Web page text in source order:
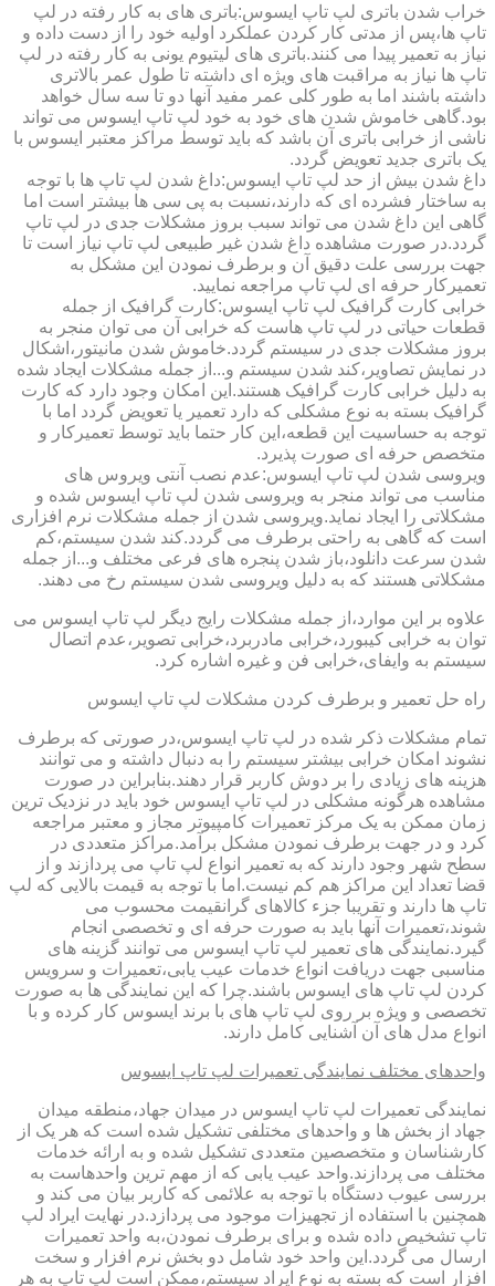
خراب شدن باتری لپ تاپ ایسوس:باتری های به کار رفته در لپ
تاپ ها،پس از مدتی کار کردن عملکرد اولیه خود را از دست داده و
نیاز به تعمیر پیدا می کنند.باتری های لیتیوم یونی به کار رفته در لپ
تاپ ها نیاز به مراقبت های ویژه ای داشته تا طول عمر بالاتری
داشته باشند اما به طور کلی عمر مفید آنها دو تا سه سال خواهد
بود.گاهی خاموش شدن های خود به خود لپ تاپ ایسوس می تواند
ناشی از خرابی باتری آن باشد که باید توسط مراکز معتبر ایسوس با
یک باتری جدید تعویض گردد.
داغ شدن بیش از حد لپ تاپ ایسوس:داغ شدن لپ تاپ ها با توجه
به ساختار فشرده ای که دارند،نسبت به پی سی ها بیشتر است اما
گاهی این داغ شدن می تواند سبب بروز مشکلات جدی در لپ تاپ
گردد.در صورت مشاهده داغ شدن غیر طبیعی لپ تاپ نیاز است تا
جهت بررسی علت دقیق آن و برطرف نمودن این مشکل به
تعمیرکار حرفه ای لپ تاپ مراجعه نمایید.
خرابی کارت گرافیک لپ تاپ ایسوس:کارت گرافیک از جمله
قطعات حیاتی در لپ تاپ هاست که خرابی آن می توان منجر به
بروز مشکلات جدی در سیستم گردد.خاموش شدن مانیتور،اشکال
در نمایش تصاویر،کند شدن سیستم و...از جمله مشکلات ایجاد شده
به دلیل خرابی کارت گرافیک هستند.این امکان وجود دارد که کارت
گرافیک بسته به نوع مشکلی که دارد تعمیر یا تعویض گردد اما با
توجه به حساسیت این قطعه،این کار حتما باید توسط تعمیرکار و
متخصص حرفه ای صورت پذیرد.
ویروسی شدن لپ تاپ ایسوس:عدم نصب آنتی ویروس های
مناسب می تواند منجر به ویروسی شدن لپ تاپ ایسوس شده و
مشکلاتی را ایجاد نماید.ویروسی شدن از جمله مشکلات نرم افزاری
است که گاهی به راحتی برطرف می گردد.کند شدن سیستم،کم
شدن سرعت دانلود،باز شدن پنجره های فرعی مختلف و...از جمله
مشکلاتی هستند که به دلیل ویروسی شدن سیستم رخ می دهند.
علاوه بر این موارد،از جمله مشکلات رایج دیگر لپ تاپ ایسوس می
توان به خرابی کیبورد،خرابی مادربرد،خرابی تصویر،عدم اتصال
سیستم به وایفای،خرابی فن و غیره اشاره کرد.
راه حل تعمیر و برطرف کردن مشکلات لپ تاپ ایسوس
تمام مشکلات ذکر شده در لپ تاپ ایسوس،در صورتی که برطرف
نشوند امکان خرابی بیشتر سیستم را به دنبال داشته و می توانند
هزینه های زیادی را بر دوش کاربر قرار دهند.بنابراین در صورت
مشاهده هرگونه مشکلی در لپ تاپ ایسوس خود باید در نزدیک ترین
زمان ممکن به یک مرکز تعمیرات کامپیوتر مجاز و معتبر مراجعه
کرد و در جهت برطرف نمودن مشکل برآمد.مراکز متعددی در
سطح شهر وجود دارند که به تعمیر انواع لپ تاپ می پردازند و از
قضا تعداد این مراکز هم کم نیست.اما با توجه به قیمت بالایی که لپ
تاپ ها دارند و تقریبا جزء کالاهای گرانقیمت محسوب می
شوند،تعمیرات آنها باید به صورت حرفه ای و تخصصی انجام
گیرد.نمایندگی های تعمیر لپ تاپ ایسوس می توانند گزینه های
مناسبی جهت دریافت انواع خدمات عیب یابی،تعمیرات و سرویس
کردن لپ تاپ های ایسوس باشند.چرا که این نمایندگی ها به صورت
تخصصی و ویژه بر روی لپ تاپ های با برند ایسوس کار کرده و با
انواع مدل های آن آشنایی کامل دارند.
واحدهای مختلف نمایندگی تعمیرات لپ تاپ ایسوس
نمایندگی تعمیرات لپ تاپ ایسوس در میدان جهاد،منطقه میدان
جهاد از بخش ها و واحدهای مختلفی تشکیل شده است که هر یک از
کارشناسان و متخصصین متعددی تشکیل شده و به ارائه خدمات
مختلف می پردازند.واحد عیب یابی که از مهم ترین واحدهاست به
بررسی عیوب دستگاه با توجه به علائمی که کاربر بیان می کند و
همچنین با استفاده از تجهیزات موجود می پردازد.در نهایت ایراد لپ
تاپ تشخیص داده شده و برای برطرف نمودن،به واحد تعمیرات
ارسال می گردد.این واحد خود شامل دو بخش نرم افزار و سخت
افزار است که بسته به نوع ایراد سیستم،ممکن است لپ تاپ به هر